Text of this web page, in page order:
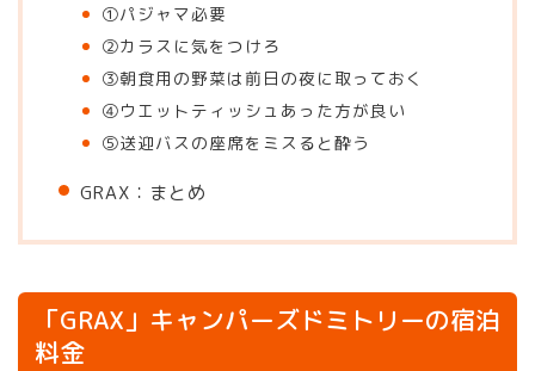
①パジャマ必要
②カラスに気をつけろ
③朝食用の野菜は前日の夜に取っておく
④ウエットティッシュあった方が良い
⑤送迎バスの座席をミスると酔う
GRAX：まとめ
「GRAX」キャンパーズドミトリーの宿泊
料金